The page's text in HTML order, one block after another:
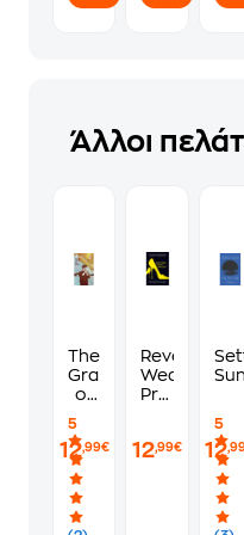
Άλλοι
The
Grapes
of
5
12,99€
Revenge
Wears
Prada-
Returns
12,99€
Sun
5
12